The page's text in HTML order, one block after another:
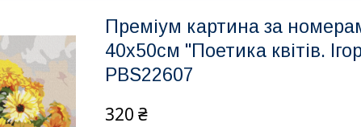
Преміум картина за
40x50см "Поетика квітів.
PBS22607
320 ₴